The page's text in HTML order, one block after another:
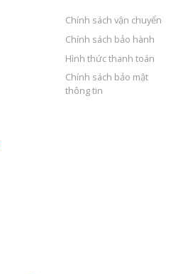
Chính sách vận chuyển
Chính sách bảo hành
Hình thức thanh toán
Chính sách bảo mật
thông tin